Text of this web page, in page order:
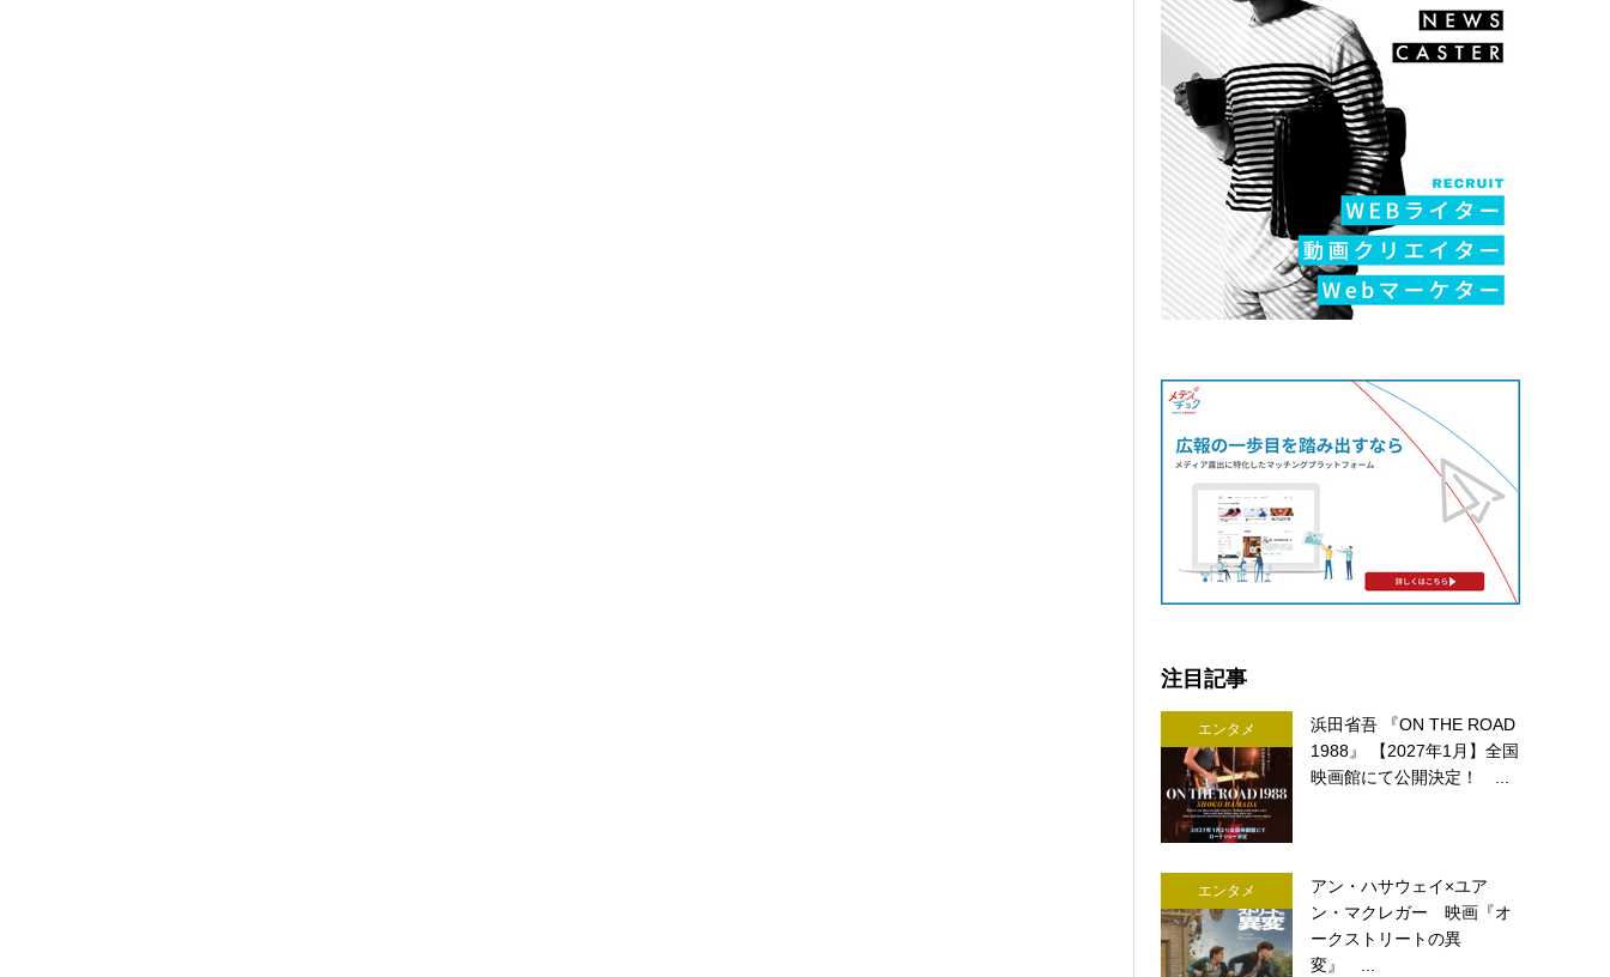
注目記事
エンタメ
浜田省吾 『ON THE ROAD
1988』 【2027年1月】全国
映画館にて公開決定！ ...
エンタメ
アン・ハサウェイ×ユア
ン・マクレガー 映画『オ
ークストリートの異
変』 ...